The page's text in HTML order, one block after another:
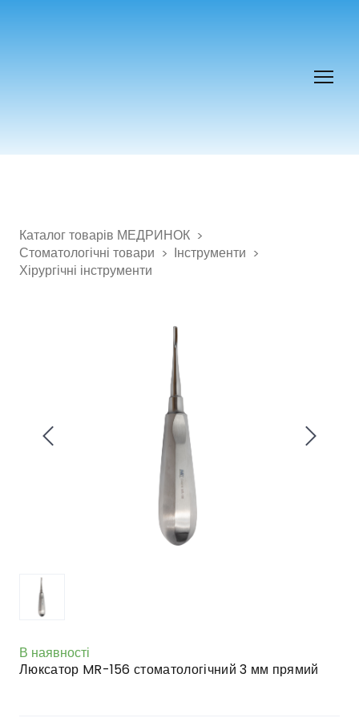
Каталог товарів МЕДРИНОК
Стоматологічні товари
Інструменти
Хірургічні інструменти
В наявності
Люксатор MR-156 стоматологічний 3 мм прямий